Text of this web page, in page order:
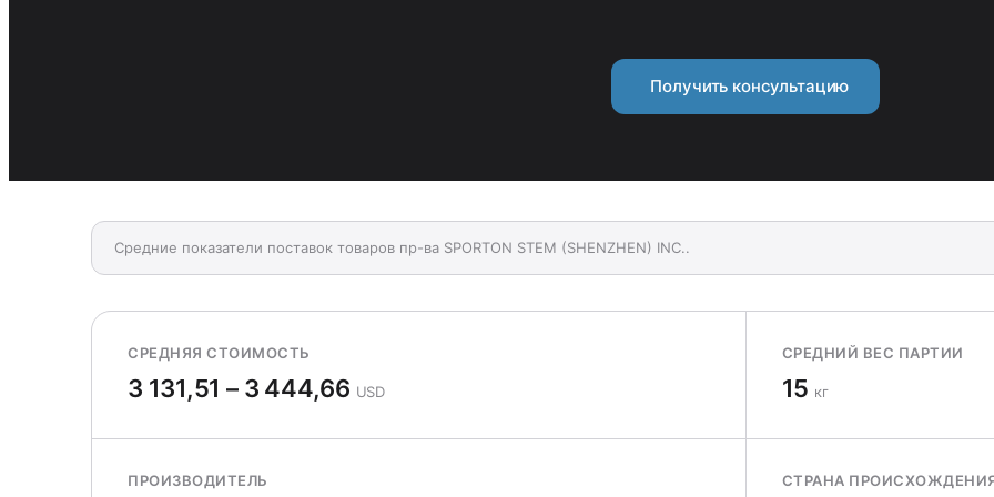
Получить консультацию
Средние показатели поставок товаров пр-ва SPORTON STEM (SHENZHEN) INC..
СРЕДНЯЯ СТОИМОСТЬ
3 131,51 – 3 444,66 USD
СРЕДНИЙ ВЕС ПАРТИИ
15 кг
ПРОИЗВОДИТЕЛЬ СТРАНА